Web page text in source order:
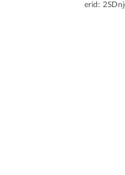
erid: